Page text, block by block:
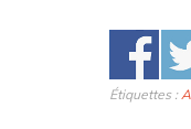
Étiquettes :